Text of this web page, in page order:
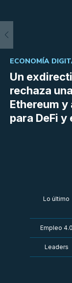
Un
rechaza
Ethereum
para DeFi y
ECONOMÍA
Lo último
Empleo 4.0
Leaders